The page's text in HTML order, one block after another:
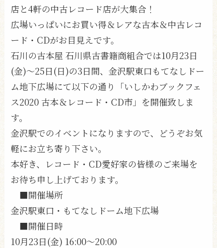
店と4軒の中古レコード店が大集合！
広場いっぱいにお買い得＆レアな古本＆中古レコ
ード・CDがお目見えです。
石川の古本屋 石川県古書籍商組合では10月23日
(金)〜25日(日)の3日間、金沢駅東口もてなしドー
ム地下広場にて以下の通り「いしかわブックフェ
ス2020 古本＆レコード・CD市」を開催致しま
す。
金沢駅でのイベントになりますので、どうぞお気
軽にお立ち寄り下さい。
本好き、レコード・CD愛好家の皆様のご来場を
お待ち申し上げております。
■開催場所
金沢駅東口・もてなしドーム地下広場
■開催日時
10月23日(金) 16:00〜20:00